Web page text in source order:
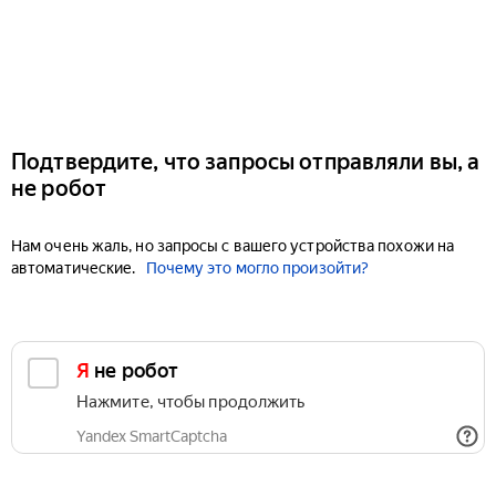
Подтвердите, что запросы отправляли вы, а
не робот
Нам очень жаль, но запросы с вашего устройства похожи на
автоматические.
Почему это могло произойти?
Я не робот
Нажмите, чтобы продолжить
Yandex SmartCaptcha